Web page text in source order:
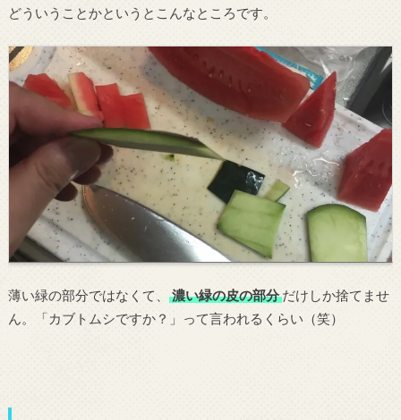
どういうことかというとこんなところです。
薄い緑の部分ではなくて、 濃い緑の皮の部分だけしか捨てませ
ん。「カブトムシですか？」って言われるくらい（笑）